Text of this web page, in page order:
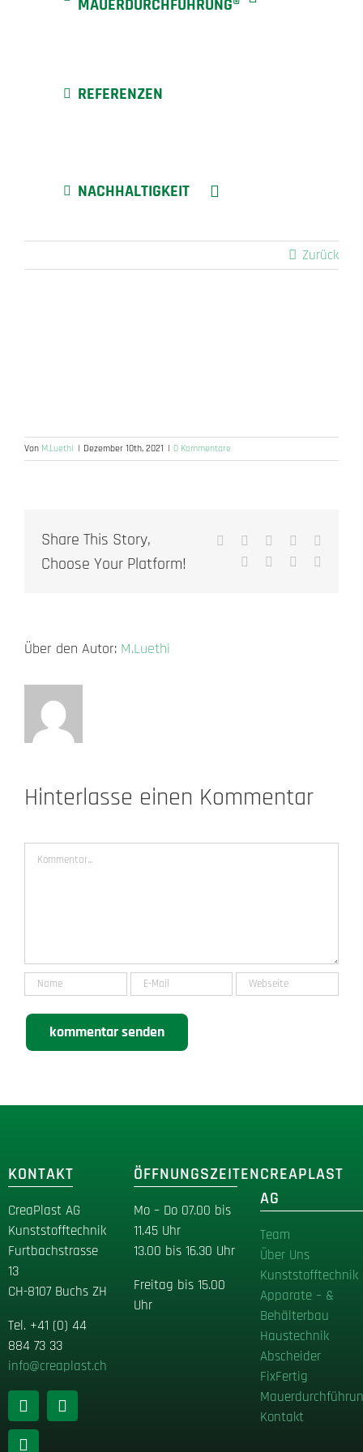
MAUERDURCHFÜHRUNG®
REFERENZEN
NACHHALTIGKEIT
Zurück
Von M.Luethi | Dezember 10th, 2021 | 0 Kommentare
Share This Story,
Choose Your Platform!
Facebook Reddit LinkedIn
TumblrPinterest
Über den Autor: M.Luethi
Hinterlasse einen Kommentar
Kommentar
KONTAKT
CreaPlast AG
Kunststofftechnik
Furtbachstrasse
13
CH-8107 Buchs ZH
Tel. +41 (0) 44
884 73 33
info@creaplast.ch
ÖFFNUNGSZEITEN
Mo – Do 07.00 bis
11.45 Uhr
13.00 bis 16.30 Uhr
Freitag bis 15.00
Uhr
CREAPLAST
AG
Team
Über Uns
Kunststofftechnik
Apparate – &
Behälterbau
Haustechnik
Abscheider
FixFertig
Kontakt